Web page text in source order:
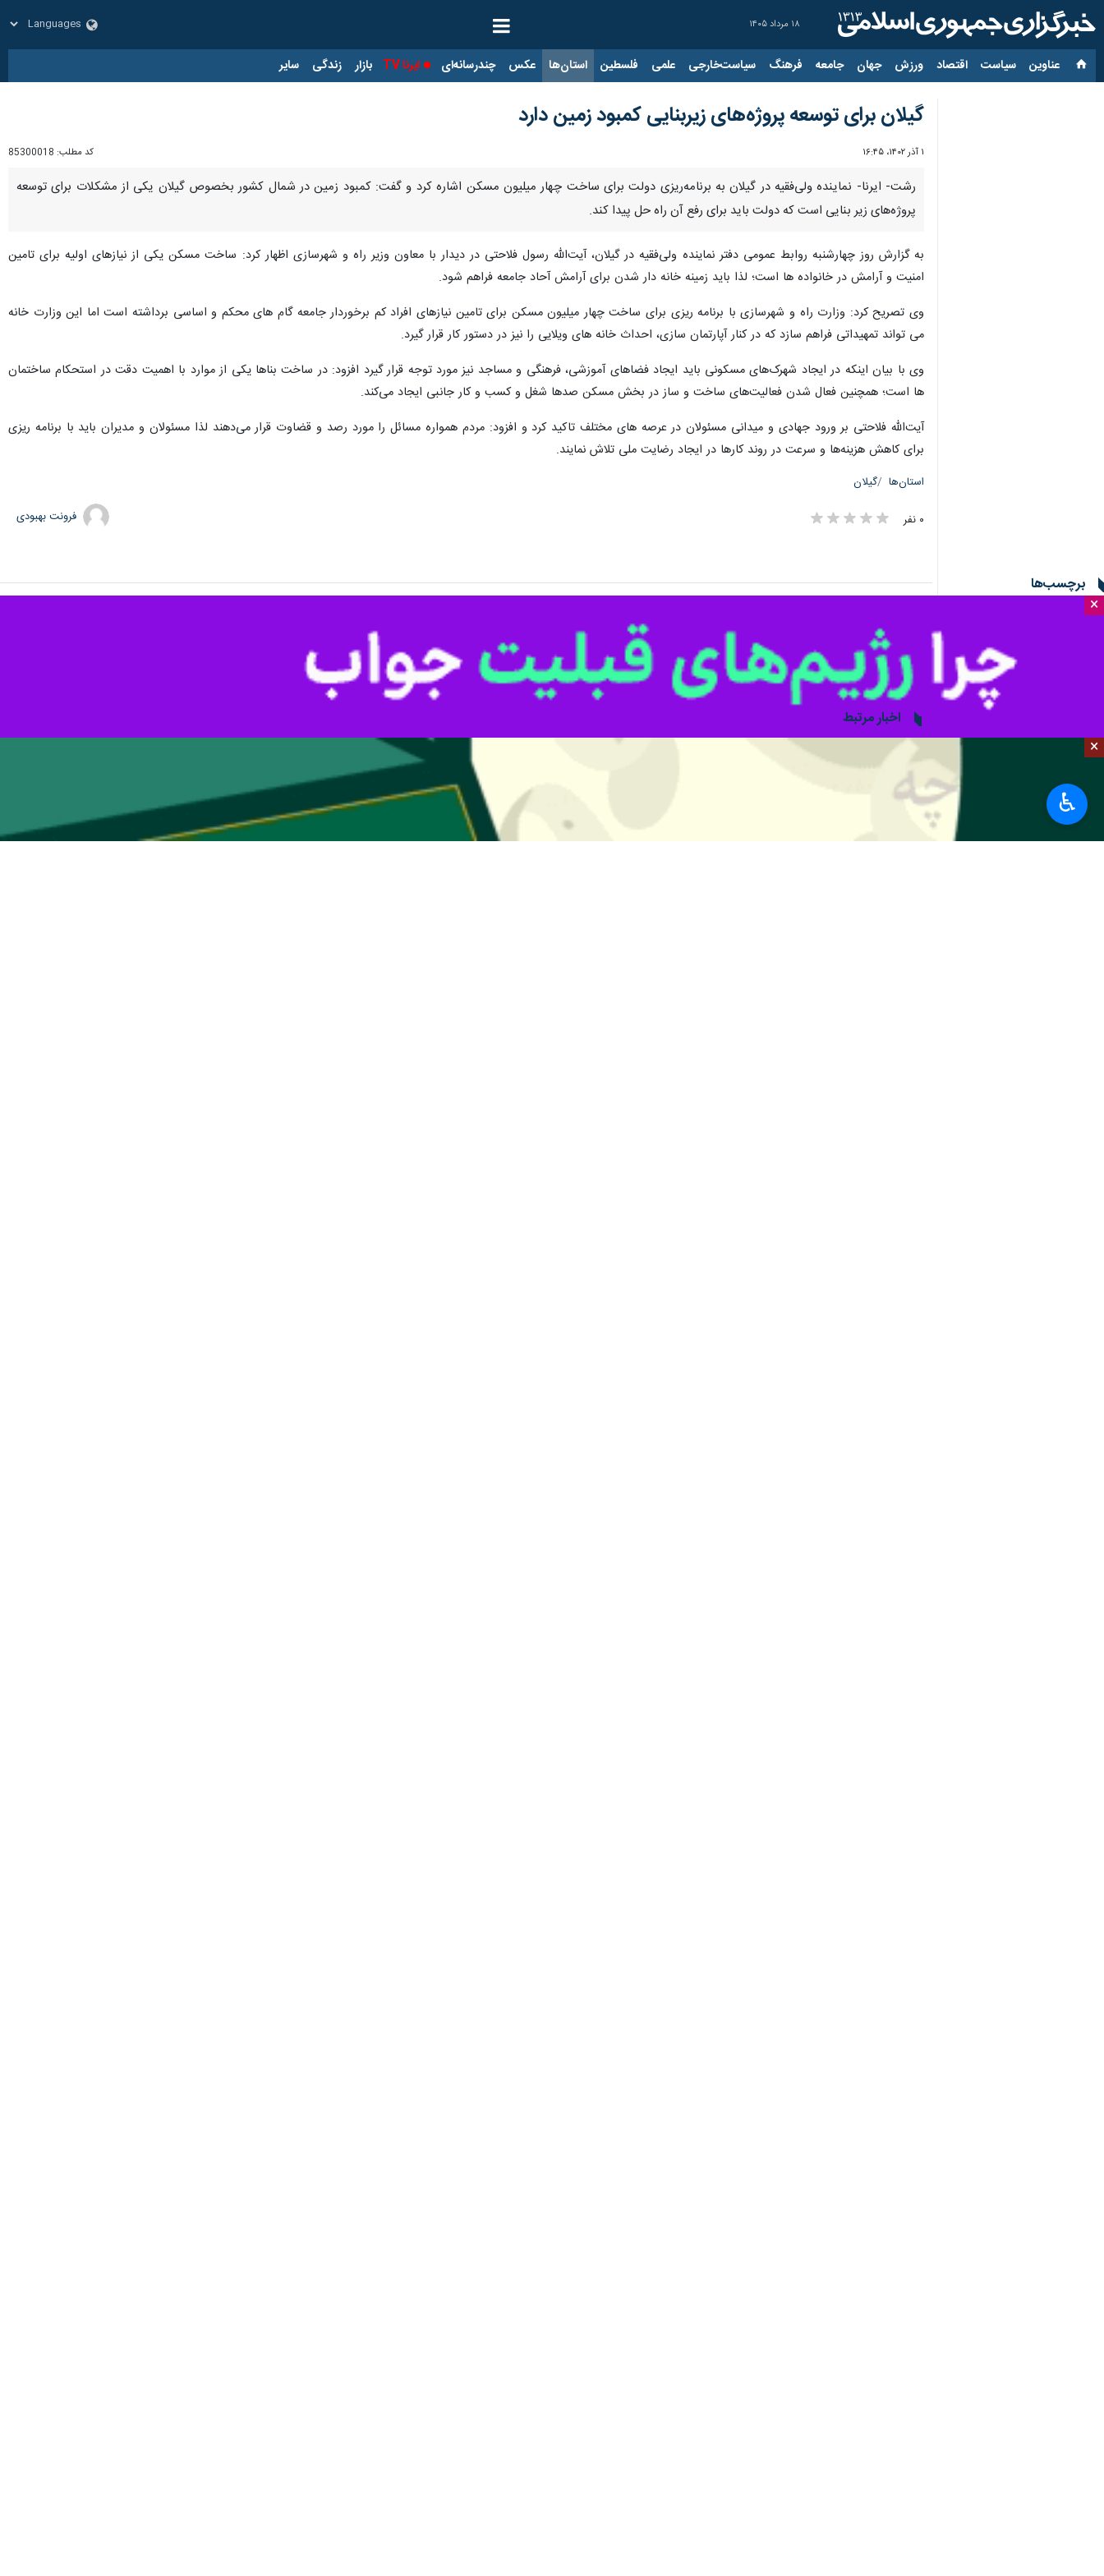
۱۸ مرداد ۱۴۰۵
عناوین‌ سیاست اقتصاد ورزش جهان جامعه فرهنگ سیاست‌خارجی علمی فلسطین استان‌ها عکس چندرسانه‌ای ایرنا TV بازار زندگی سایر
×
×
گیلان برای توسعه پروژه‌های زیربنایی کمبود زمین دارد
۱ آذر ۱۴۰۲، ۱۶:۴۵ کد مطلب: 85300018
رشت- ایرنا- نماینده ولی‌فقیه در گیلان به برنامه‌ریزی دولت برای ساخت چهار میلیون مسکن اشاره کرد و گفت: کمبود زمین در شمال کشور بخصوص گیلان یکی از مشکلات برای توسعه
پروژه‌های زیر بنایی است که دولت باید برای رفع آن راه حل پیدا کند.
به گزارش روز چهارشنبه روابط عمومی دفتر نماینده ولی‌فقیه در گیلان، آیت‌الله رسول فلاحتی در دیدار با معاون وزیر راه و شهرسازی اظهار کرد: ساخت مسکن یکی از نیازهای اولیه برای تامین
امنیت و آرامش در خانواده ها است؛ لذا باید زمینه خانه دار شدن برای آرامش آحاد جامعه فراهم شود.
وی تصریح کرد: وزارت راه و شهرسازی با برنامه ریزی برای ساخت چهار میلیون مسکن برای تامین نیازهای افراد کم برخوردار جامعه گام های محکم و اساسی برداشته است اما این وزارت خانه
می تواند تمهیداتی فراهم سازد که در کنار آپارتمان سازی، احداث خانه های ویلایی را نیز در دستور کار قرار گیرد.
وی با بیان اینکه در ایجاد شهرک‌های مسکونی باید ایجاد فضاهای آموزشی، فرهنگی و مساجد نیز مورد توجه قرار گیرد افزود: در ساخت بناها یکی از موارد با اهمیت دقت در استحکام ساختمان
ها است؛ همچنین فعال شدن فعالیت‌های ساخت و ساز در بخش مسکن صدها شغل و کسب و کار جانبی ایجاد می‌کند.
آیت‌الله فلاحتی بر ورود جهادی و میدانی مسئولان در عرصه های مختلف تاکید کرد و افزود: مردم همواره مسائل را مورد رصد و قضاوت قرار می‌دهند لذا مسئولان و مدیران باید با برنامه ریزی
برای کاهش هزینه‌ها و سرعت در روند کارها در ایجاد رضایت ملی تلاش نمایند.
استان‌ها گیلان
۰ نفر فرونت بهبودی
برچسب‌ها
رشت
اخبار مرتبط
رشت - ایرنا - رئیس سازمان بسیج مستضعفین سپاه پاسداران انقلاب اسلامی گفت: ساخت مسکن برای محرومان…
سخت‌گیری‌ها درساخت مسکن برای روستازادگان کاهش یابد
♿︎